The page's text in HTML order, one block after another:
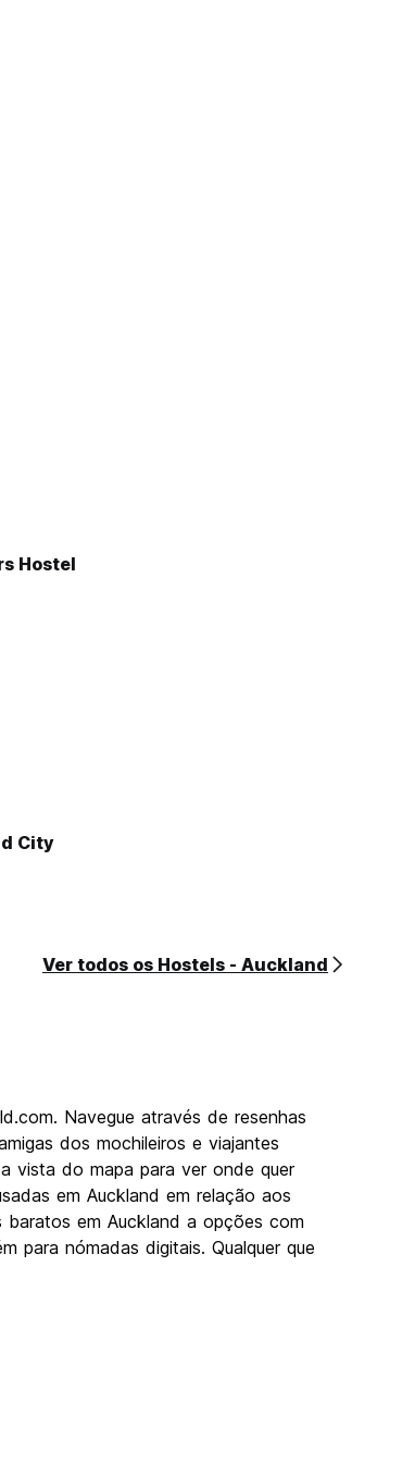
Hostel
City
Ver todos os Hostels - Auckland
Navegue através de resenhas
dos mochileiros e viajantes
vista do mapa para ver onde quer
em Auckland em relação aos
em Auckland a opções com
para nómadas digitais. Qualquer que